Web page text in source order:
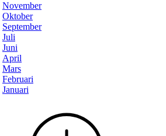
November
Oktober
September
Juli
Juni
April
Mars
Februari
Januari